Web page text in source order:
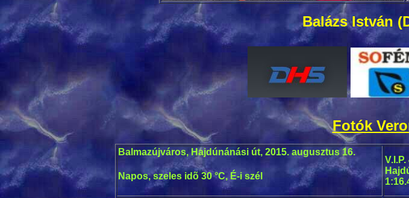
Balázs István
Fotók
Balmazújváros, Hajdúnánási út, 2015. augusztus 16.
Napos, szeles idõ 30 °C, É-i szél